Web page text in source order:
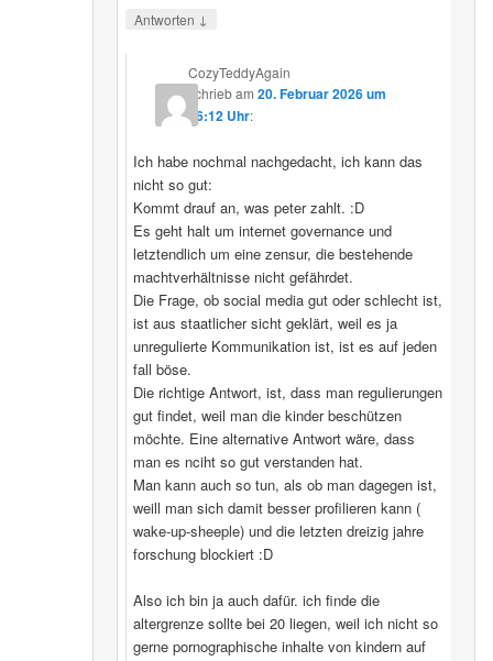
Antworten ↓
CozyTeddyAgain
schriebam20. Februar 2026 um
16:12 Uhr:
Ich habe nochmal nachgedacht, ich kann das
nicht so gut:
Kommt drauf an, was peter zahlt. :D
Es geht halt um internet governance und
letztendlich um eine zensur, die bestehende
machtverhältnisse nicht gefährdet.
Die Frage, ob social media gut oder schlecht ist,
ist aus staatlicher sicht geklärt, weil es ja
unregulierte Kommunikation ist, ist es auf jeden
fall böse.
Die richtige Antwort, ist, dass man regulierungen
gut findet, weil man die kinder beschützen
möchte. Eine alternative Antwort wäre, dass
man es nciht so gut verstanden hat.
Man kann auch so tun, als ob man dagegen ist,
weill man sich damit besser profilieren kann (
wake-up-sheeple) und die letzten dreizig jahre
forschung blockiert :D
Also ich bin ja auch dafür. ich finde die
altergrenze sollte bei 20 liegen, weil ich nicht so
gerne pornographische inhalte von kindern auf